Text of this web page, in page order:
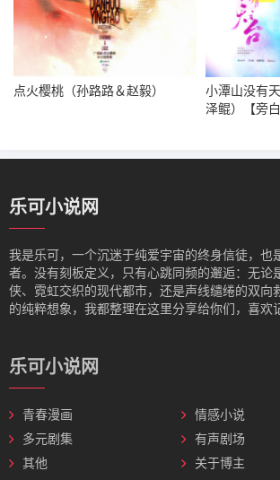
点火樱桃（孙路路＆赵毅）
小潭山没有
泽鲲）【旁白
乐可小说网
我是‌乐可，一个沉迷于纯爱宇宙的终身信徒，也
者。没有刻板定义，只有心跳同频的邂逅：无论
侠、霓虹交织的现代都市，还是声线缱绻的双向
的纯粹想象，我都整理在这里分享给你们，喜欢
乐可小说网
青春漫画
情感小说
多元剧集
有声剧场
其他
关于博主